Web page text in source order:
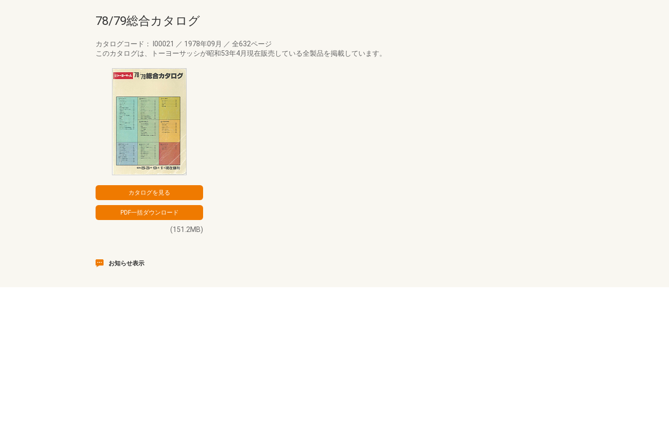
78/79総合カタログ
カタログコード： I00021 ／ 1978年09月 ／ 全632ページ
このカタログは、トーヨーサッシが昭和53年4月現在販売している全製品を掲載しています。
(151.2MB)
お知らせ表示